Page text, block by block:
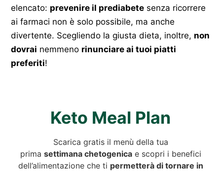
elencato: prevenire il prediabete senza ricorrere
ai farmaci non è solo possibile, ma anche
divertente. Scegliendo la giusta dieta, inoltre, non
dovrai nemmeno rinunciare ai tuoi piatti
preferiti!
Keto Meal Plan
Scarica gratis il menù della tua
prima settimana chetogenicae scopri i benefici
dell’alimentazione che ti permetterà di tornare in